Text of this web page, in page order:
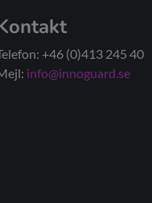
+46 (0)413 245 40
info@innoguard.se